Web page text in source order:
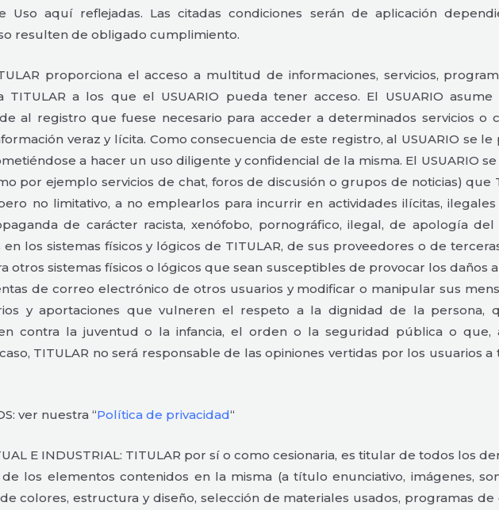
Uso aquí reflejadas. Las citadas condiciones serán de aplicación
resulten de obligado cumplimiento.
proporciona el acceso a multitud de informaciones, servicios,
TITULAR a los que el USUARIO pueda tener acceso. El USUARIO
al registro que fuese necesario para acceder a determinados servicios o
veraz y lícita. Como consecuencia de este registro, al USUARIO se
a hacer un uso diligente y confidencial de la misma. El USUARIO
por ejemplo servicios de chat, foros de discusión o grupos de noticias)
no limitativo, a no emplearlos para incurrir en actividades ilícitas,
de carácter racista, xenófobo, pornográfico, ilegal, de apología
los sistemas físicos y lógicos de TITULAR, de sus proveedores o de
otros sistemas físicos o lógicos que sean susceptibles de provocar los daños
de correo electrónico de otros usuarios y modificar o manipular sus
y aportaciones que vulneren el respeto a la dignidad de la persona,
contra la juventud o la infancia, el orden o la seguridad pública o que,
TITULAR no será responsable de las opiniones vertidas por los usuarios
ver nuestra “Política de privacidad“
E INDUSTRIAL: TITULAR por sí o como cesionaria, es titular de todos
los elementos contenidos en la misma (a título enunciativo, imágenes,
colores, estructura y diseño, selección de materiales usados, programas